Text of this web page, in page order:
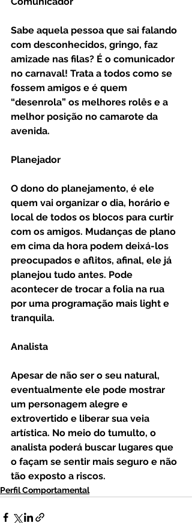
Sabe aquela pessoa que sai falando
com desconhecidos, gringo, faz
amizade nas filas? É o comunicador
no carnaval! Trata a todos como se
fossem amigos e é quem
“desenrola” os melhores rolês e a
melhor posição no camarote da
avenida.
Planejador
O dono do planejamento, é ele
quem vai organizar o dia, horário e
local de todos os blocos para curtir
com os amigos. Mudanças de plano
em cima da hora podem deixá-los
preocupados e aflitos, afinal, ele já
planejou tudo antes. Pode
acontecer de trocar a folia na rua
por uma programação mais light e
tranquila.
Analista
Apesar de não ser o seu natural,
eventualmente ele pode mostrar
um personagem alegre e
extrovertido e liberar sua veia
artística. No meio do tumulto, o
analista poderá buscar lugares que
o façam se sentir mais seguro e não
tão exposto a riscos.
Perfil Comportamental